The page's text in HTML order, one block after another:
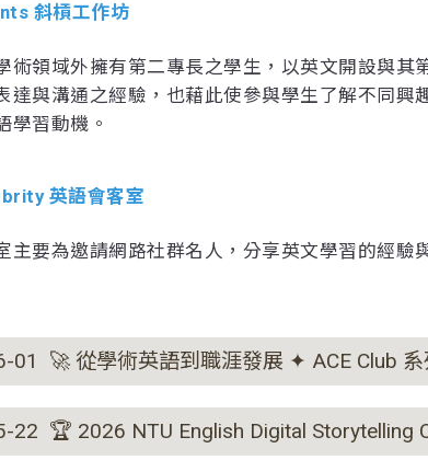
斜槓工作坊
術領域外擁有第二專長之學生，以英文開設與其
達與溝通之經驗，也藉此使參與學生了解不同興
學習動機。
英語會客室
主要為邀請網路社群名人，分享英文學習的經驗
01 🚀 從學術英語到職涯發展 ✦ ACE Club
22 🏆 2026 NTU English Digital